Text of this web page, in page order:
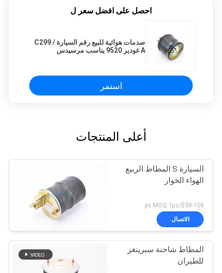
احصل على افضل سعر ل
صدمات هوائية للبيع رقم السيارة C299 /
A غودير 9520 يناسب مرسيدس
استمر
أعلى المنتجات
السيارة S المطاط الربيع
الهواء الخوار
$59-159/pc MOQ:1pc
الاتصال
المطاط شاحنة سبرينغز
للطيران